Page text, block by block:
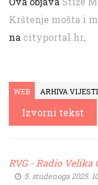
Krštenje mošta i
na cityportal.hr.
WEB ARHIVA
Izvorni tekst
RVG - Radio Velika
5. studenoga 2025.